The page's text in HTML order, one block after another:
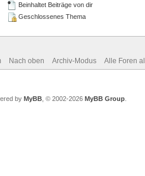
Beinhaltet Beiträge von dir
Geschlossenes Thema
Nach oben Archiv-Modus Alle Foren
by MyBB , © 2002-2026 MyBB Group